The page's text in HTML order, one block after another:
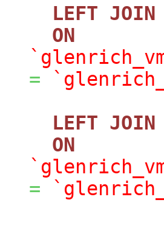
LEFT JOIN
ON
=
LEFT JOIN
ON
=